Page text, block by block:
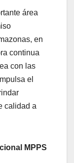
área
en
continua
con las
el
calidad a
MPPS